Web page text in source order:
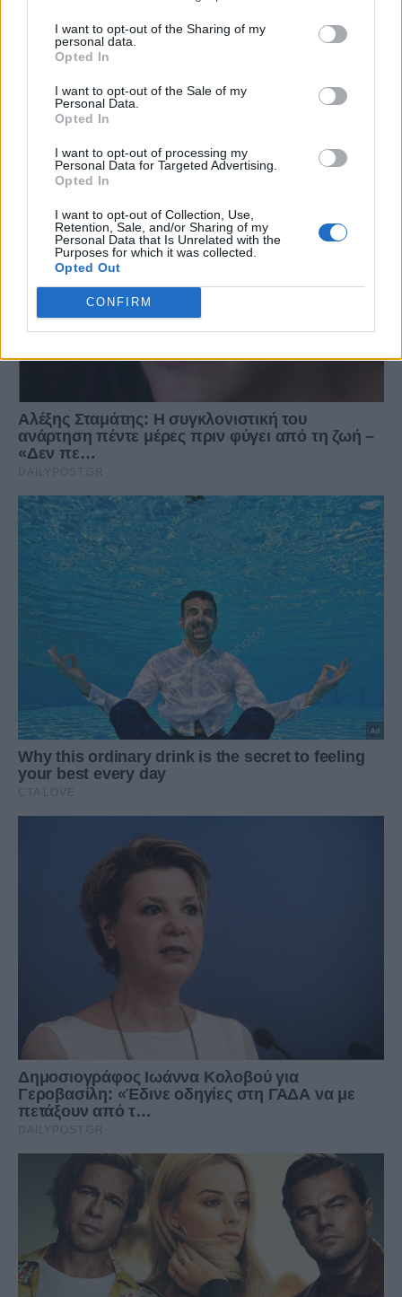
I want to opt-out of the Sharing of my
personal data.
Opted In
I want to opt-out of the Sale of my
Personal Data.
Opted In
I want to opt-out of processing my
Personal Data for Targeted Advertising.
Opted In
I want to opt-out of Collection, Use,
Retention, Sale, and/or Sharing of my
Personal Data that Is Unrelated with the
Purposes for which it was collected.
Opted Out
CONFIRM